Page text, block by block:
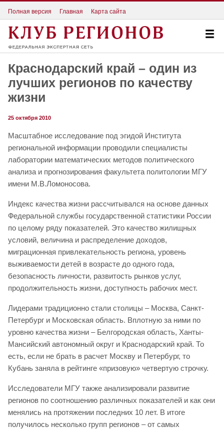
Полная версия Главная Карта сайта
Краснодарский край – один из
лучших регионов по качеству
жизни
25 октября 2010
Масштабное исследование под эгидой Института
региональной информации проводили специалисты
лаборатории математических методов политического
анализа и прогнозирования факультета политологии МГУ
имени М.В.Ломоносова.
Индекс качества жизни рассчитывался на основе данных
Федеральной службы государственной статистики России
по целому ряду показателей. Это качество жилищных
условий, величина и распределение доходов,
миграционная привлекательность региона, уровень
выживаемости детей в возрасте до одного года,
безопасность личности, развитость рынков услуг,
продолжительность жизни, доступность рабочих мест.
Лидерами традиционно стали столицы – Москва, Санкт-
Петербург и Московская область. Вплотную за ними по
уровню качества жизни – Белгородская область, Ханты-
Мансийский автономный округ и Краснодарский край. То
есть, если не брать в расчет Москву и Петербург, то
Кубань заняла в рейтинге «призовую» четвертую строчку.
Исследователи МГУ также анализировали развитие
регионов по соотношению различных показателей и как они
менялись на протяжении последних 10 лет. В итоге
получилось несколько групп регионов – от самых